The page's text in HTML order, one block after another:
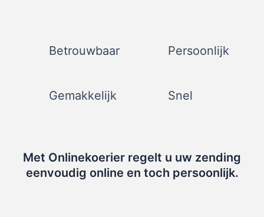
Betrouwbaar
Gemakkelijk
Persoonlijk
Snel
Met Onlinekoerier regelt u uw zending
eenvoudig online en toch persoonlijk.